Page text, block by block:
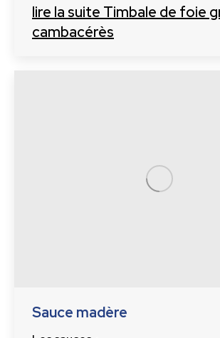
lire la suite Timbale de foie
cambacérès
Sauce madère